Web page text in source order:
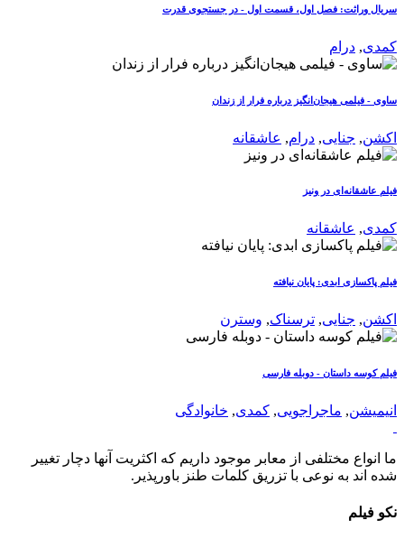
سریال وراثت: فصل اول، قسمت اول - در جستجوی قدرت
کمدی, درام
ساوی - فیلمی هیجان‌انگیز درباره فرار از زندان
اکشن, جنایی, درام, عاشقانه
فیلم عاشقانه‌ای در ونیز
کمدی, عاشقانه
فیلم پاکسازی ابدی: پایان نیافته
اکشن, جنایی, ترسناک, وسترن
فیلم کوسه داستان - دوبله فارسی
انیمیشن, ماجراجویی, کمدی, خانوادگی
ما انواع مختلفی از معابر موجود داریم که اکثریت آنها دچار تغییر
شده اند به نوعی با تزریق کلمات طنز باورپذیر.
نکو فیلم